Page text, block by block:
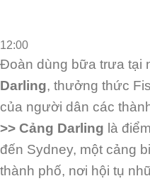
12:00
Đoàn dùng bữa trưa tại
Darling, thưởng thức
của người dân các
>> Cảng Darling là
đến Sydney, một cảng
thành phố, nơi hội tụ